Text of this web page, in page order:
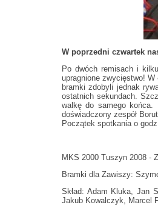
W poprzedni czwartek
Po dwóch remisach i
upragnione zwycięstwo!
bramki zdobyli jednak
ostatnich sekundach.
walkę do samego końca.
doświadczony zespół
Początek spotkania o
MKS 2000 Tuszyn 2008 -
Bramki dla Zawiszy:
Skład: Adam Kluka, Jan
Jakub Kowalczyk, Marcel